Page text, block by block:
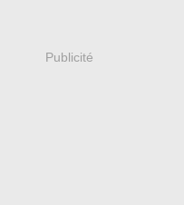
Publicité